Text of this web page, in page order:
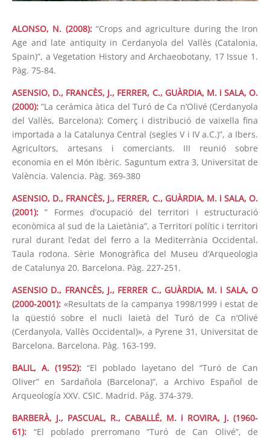
ALONSO, N. (2008):“Crops and agriculture during the Iron
Age and late antiquity in Cerdanyola del Vallès (Catalonia,
Spain)”, a Vegetation History and Archaeobotany, 17 Issue 1.
Pàg. 75-84.
ASENSIO, D., FRANCÈS, J., FERRER, C., GUÀRDIA, M. i SALA, O.
(2000): ”La ceràmica àtica del Turó de Ca n’Olivé (Cerdanyola
del Vallès, Barcelona): Comerç i distribució de vaixella fina
importada a la Catalunya Central (segles V i IV a.C.)”, a Ibers.
Agricultors, artesans i comerciants. III reunió sobre
economia en el Món Ibèric. Saguntum extra 3, Universitat de
València. Valencia. Pàg. 369-380
ASENSIO, D., FRANCÈS, J., FERRER, C., GUÀRDIA, M. i SALA, O.
(2001): ” Formes d’ocupació del territori i estructuració
econòmica al sud de la Laietània”, a Territori polític i territori
rural durant l’edat del ferro a la Mediterrània Occidental.
Taula rodona. Sèrie Monogràfica del Museu d’Arqueologia
de Catalunya 20. Barcelona. Pàg. 227-251.
ASENSIO D., FRANCÈS, J., FERRER C., GUÀRDIA, M. i SALA, O
(2000-2001): «Resultats de la campanya 1998/1999 i estat de
la qüestió sobre el nucli laietà del Turó de Ca n’Olivé
(Cerdanyola, Vallès Occidental)», a Pyrene 31, Universitat de
Barcelona. Barcelona. Pàg. 163-199.
BALIL, A. (1952): “El poblado layetano del “Turó de Can
Oliver” en Sardañola (Barcelona)”, a Archivo Español de
Arqueología XXV. CSIC. Madrid. Pàg. 374-379.
BARBERÀ, J., PASCUAL, R., CABALLÉ, M. i ROVIRA, J. (1960-
61): “El poblado prerromano “Turó de Can Olivé”, de